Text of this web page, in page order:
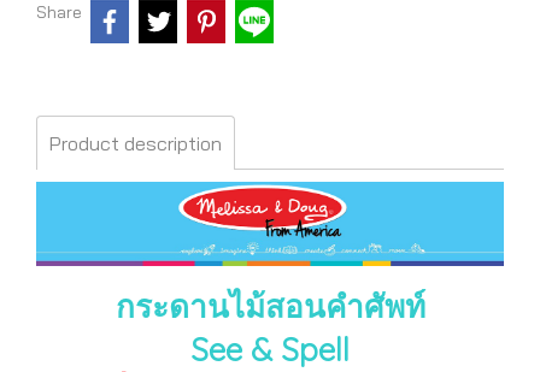
Share
Product description
กระดานไม้สอนคำศัพท์
See & Spell